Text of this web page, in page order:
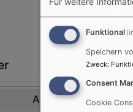
August 2026
Funktional
Speichern
Zweck:
Consent
Cookie